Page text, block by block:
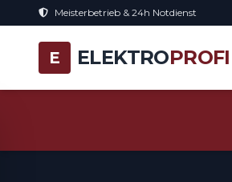
Meisterbetrieb & 24h Notdienst
E ELEKTROPROFI